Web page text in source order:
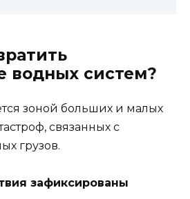
водных систем?
зоной больших и малых
связанных с
грузов.
зафиксированы